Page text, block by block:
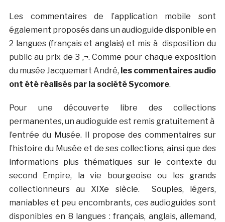
Les commentaires de l’application mobile sont
également proposés dans un audioguide disponible en
2 langues (français et anglais) et mis à disposition du
public au prix de 3 ‚¬. Comme pour chaque exposition
du musée Jacquemart André, les commentaires audio
ont été réalisés par la société Sycomore.
Pour une découverte libre des collections
permanentes, un audioguide est remis gratuitement à
l’entrée du Musée. Il propose des commentaires sur
l’histoire du Musée et de ses collections, ainsi que des
informations plus thématiques sur le contexte du
second Empire, la vie bourgeoise ou les grands
collectionneurs au XIXe siècle. Souples, légers,
maniables et peu encombrants, ces audioguides sont
disponibles en 8 langues : français, anglais, allemand,